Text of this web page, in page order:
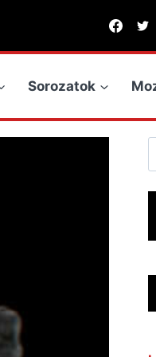
Sorozatok